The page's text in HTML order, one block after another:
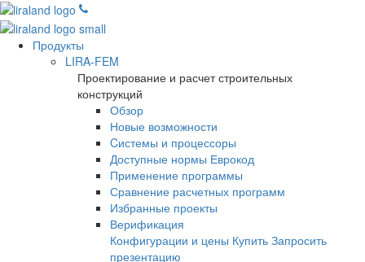
Продукты
LIRA-FEM
Проектирование и расчет строительных
конструкций
Обзор
Новые возможности
Cистемы и процессоры
Доступные нормы Еврокод
Применение программы
Сравнение расчетных программ
Избранные проекты
Верификация
Конфигурации и цены Купить Запросить
презентацию